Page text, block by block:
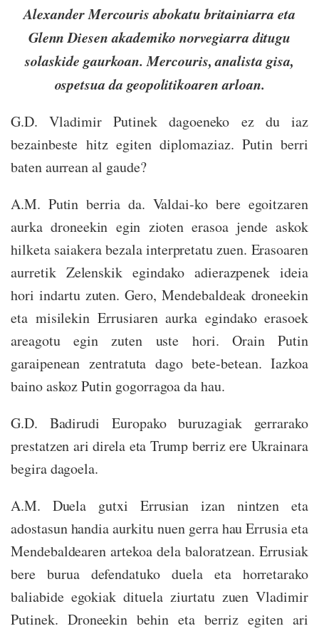
Alexander Mercouris abokatu britainiarra eta
Glenn Diesen akademiko norvegiarra ditugu
solaskide gaurkoan. Mercouris, analista gisa,
ospetsua da geopolitikoaren arloan.
G.D. Vladimir Putinek dagoeneko ez du iaz
bezainbeste hitz egiten diplomaziaz. Putin berri
baten aurrean al gaude?
A.M. Putin berria da. Valdai-ko bere egoitzaren
aurka droneekin egin zioten erasoa jende askok
hilketa saiakera bezala interpretatu zuen. Erasoaren
aurretik Zelenskik egindako adierazpenek ideia
hori indartu zuten. Gero, Mendebaldeak droneekin
eta misilekin Errusiaren aurka egindako erasoek
areagotu egin zuten uste hori. Orain Putin
garaipenean zentratuta dago bete-betean. Iazkoa
baino askoz Putin gogorragoa da hau.
G.D. Badirudi Europako buruzagiak gerrarako
prestatzen ari direla eta Trump berriz ere Ukrainara
begira dagoela.
A.M. Duela gutxi Errusian izan nintzen eta
adostasun handia aurkitu nuen gerra hau Errusia eta
Mendebaldearen artekoa dela baloratzean. Errusiak
bere burua defendatuko duela eta horretarako
baliabide egokiak dituela ziurtatu zuen Vladimir
Putinek. Droneekin behin eta berriz egiten ari